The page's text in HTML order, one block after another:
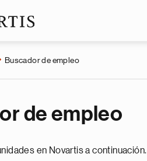
Buscador de empleo
de empleo
en Novartis a continuación.